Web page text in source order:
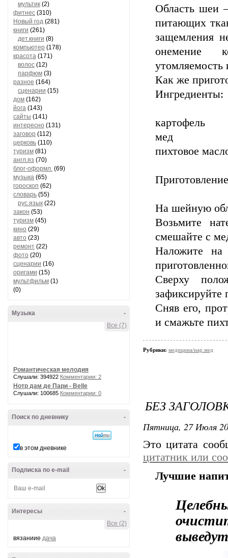
мультик (2)
фитнес (310)
Новый год (281)
книги (261)
дет.книги (8)
компьютер (178)
красота (171)
волос (12)
парфюм (3)
разное (164)
сценарии (15)
дом (162)
йога (143)
сайты (141)
интересно (131)
заговор (112)
церковь (110)
туризм (81)
англ.яз (70)
блог-оформл. (69)
музыка (65)
гороскоп (62)
словарь (55)
рус.язык (22)
закон (53)
туризм (45)
кино (29)
авто (23)
ремонт (22)
фото (20)
сценарии (16)
оригами (15)
мультфильм (1)
(0)
-
Музыка
Все (7)
Романтическая мелодия
Слушали: 394922 Комментарии: 2
Нотр дам де Пари - Belle
Слушали: 100685 Комментарии: 0
-
Поиск по дневнику
в этом дневнике
-
Подписка по e-mail
-
Интересы
Все (2)
вязаниие дача
Область шеи
питающих
защемления
онемение
утомляемость
Как же
Ингредиенты:
картофель
мед
пихтовое
На шейную
Возьмите
смешайте с
Наложите на
Сверху
зафиксируйте
Сняв его,
и смажьте
Рубрики: медицина/нар.мед
БЕЗ
Пятница, 27 Июля
Это цитата
цитатник или
Лучшие